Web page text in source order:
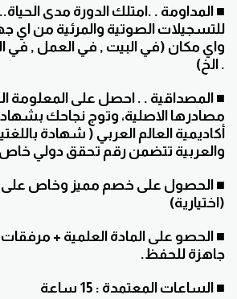
■ المداومة . .امتلك الدورة مدى
للتسجيلات الصوتية والمرئية من اي
واي مكان (في البيت , في العمل , في
. الخ)
■ المصداقية . . احصل على المعلومة
مصادرها الاصلية، وتوج نجاحك
أكاديمية العالم العربي ( شهادة
والعربية تتضمن رقم تحقق دولي
■ الحصول على خصم مميز وخاص
(اختيارية)
■ الحصو على المادة العلمية +
جاهزة للحفظ.
■ الساعات المعتمدة : 15 ساعة